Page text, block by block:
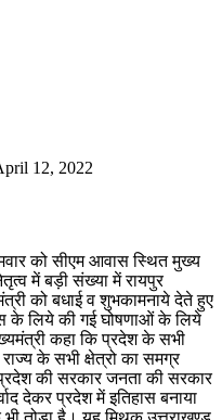
12, 2022
को सीएम आवास स्थित मुख्य
में बड़ी संख्या में रायपुर
को बधाई व शुभकामनाये देते हुए
के लिये की गई घोषणाओं के लिये
कहा कि प्रदेश के सभी
के सभी क्षेत्रो का समग्र
प्रदेश की सरकार जनता की सरकार
देकर प्रदेश में इतिहास बनाया